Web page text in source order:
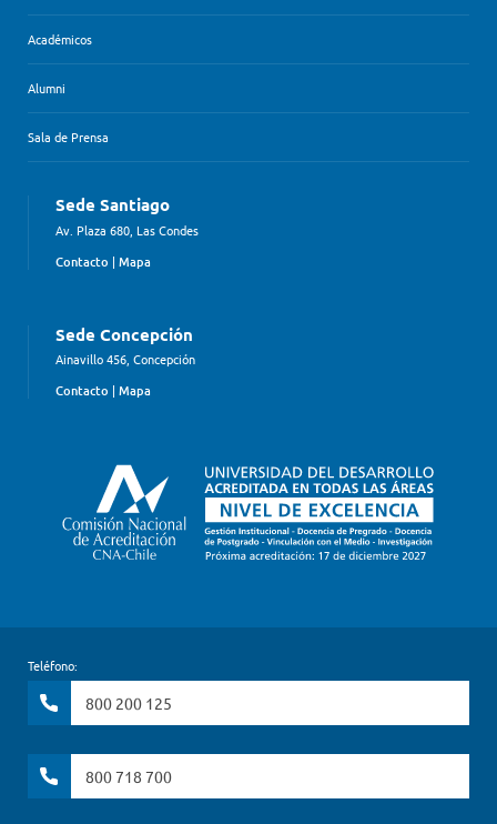
Académicos
Alumni
Sala de Prensa
Sede Santiago
Av. Plaza 680, Las Condes
Contacto | Mapa
Sede Concepción
Ainavillo 456, Concepción
Contacto | Mapa
Teléfono:
800 200 125
800 718 700